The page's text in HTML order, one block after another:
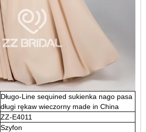
Długo-Line sequined sukienka nago pasa
długi rękaw wieczorny made in China
ZZ-E4011
Szyfon